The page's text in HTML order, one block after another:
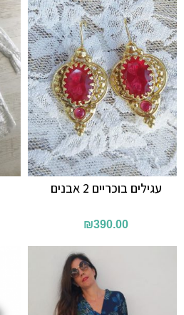
עגילים בוכריים 2 אבנים
₪390.00